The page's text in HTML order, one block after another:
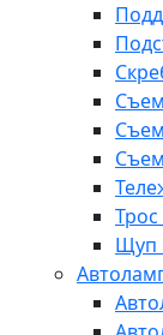
Щуп